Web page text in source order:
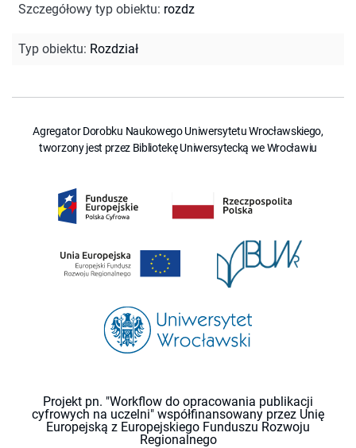
Szczegółowy typ obiektu: rozdz
Typ obiektu: Rozdział
Agregator Dorobku Naukowego Uniwersytetu Wrocławskiego,
tworzony jest przez Bibliotekę Uniwersytecką we Wrocławiu
Projekt pn. "Workflow do opracowania publikacji
cyfrowych na uczelni" współfinansowany przez Unię
Europejską z Europejskiego Funduszu Rozwoju
Regionalnego